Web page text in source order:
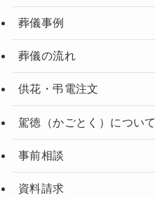
葬儀事例
葬儀の流れ
供花・弔電注文
駕徳（かごとく）について
事前相談
資料請求